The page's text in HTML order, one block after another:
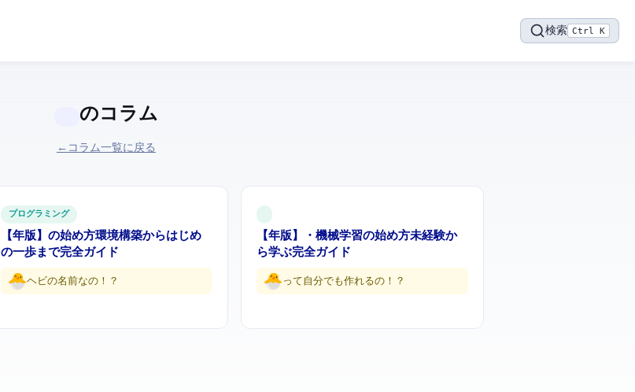
検索 Ctrl K
のコラム
← コラム一覧に戻る
プログラミング
【2026年版】Pythonの始め方 — 環境構築からはじめ
の一歩まで完全ガイド
ヘビの名前なの…！？
【2026年版】AI・機械学習の始め方 — 未経験か
ら学ぶ完全ガイド
AIって自分でも作れるの…！？